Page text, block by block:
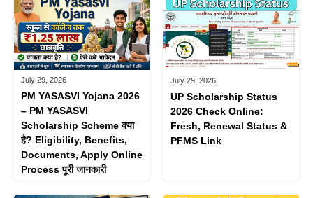
July 29, 2026
PM YASASVI Yojana 2026
– PM YASASVI
Scholarship Scheme क्या
है? Eligibility, Benefits,
Documents, Apply Online
Process पूरी जानकारी
July 29, 2026
UP Scholarship Status
2026 Check Online:
Fresh, Renewal Status &
PFMS Link